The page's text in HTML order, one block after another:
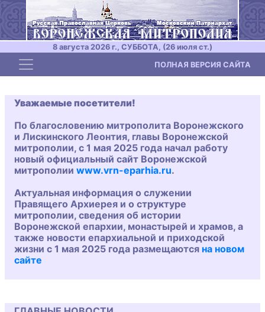
8 августа 2026 г., СУББОТА, (26 июля ст.)
Toggle navigation ПОЛНАЯ ВЕРСИЯ САЙТА
Уважаемые посетители!
По благословению митрополита Воронежского
и Лискинского Леонтия, главы Воронежской
митрополии, с 1 мая 2025 года начал работу
новый официальный сайт Воронежской
митрополии www.vrn-eparhia.ru.
Актуальная информация о служении
Правящего Архиерея и о структуре
митрополии, сведения об истории
Воронежской епархии, монастырей и храмов, а
также новости епархиальной и приходской
жизни с 1 мая 2025 года размещаются на новом
сайте